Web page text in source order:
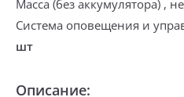
Масса (без аккумулятора) ,
Система оповещения и
шт
Описание: